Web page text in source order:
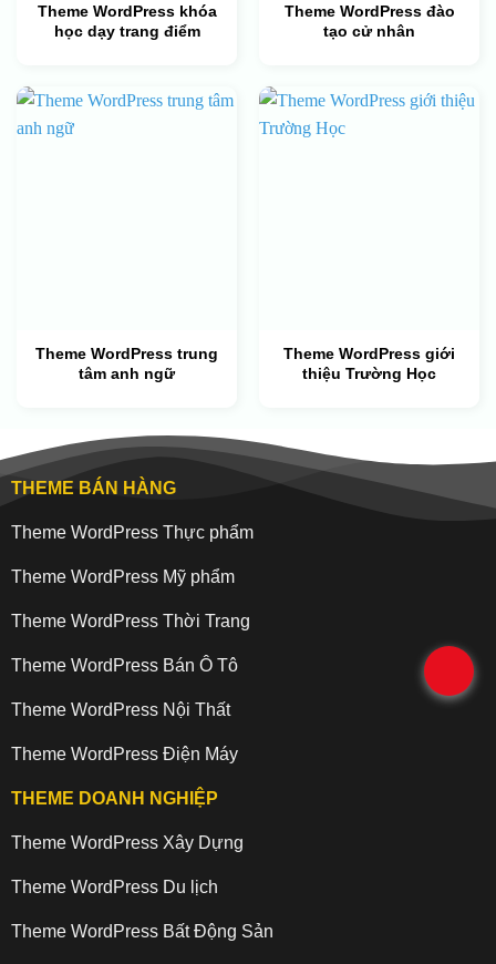
Theme WordPress khóa
học dạy trang điểm
Theme WordPress đào
tạo cử nhân
Theme WordPress trung
tâm anh ngữ
Theme WordPress giới
thiệu Trường Học
THEME BÁN HÀNG
Theme WordPress Thực phẩm
Theme WordPress Mỹ phẩm
Theme WordPress Thời Trang
Theme WordPress Bán Ô Tô
Theme WordPress Nội Thất
Theme WordPress Điện Máy
THEME DOANH NGHIỆP
Theme WordPress Xây Dựng
Theme WordPress Du lịch
Theme WordPress Bất Động Sản